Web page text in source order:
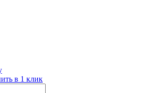
в 1 клик